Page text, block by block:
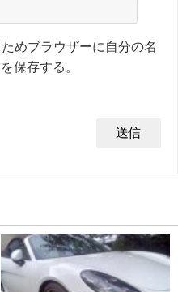
めブラウザーに自分の名
保存する。